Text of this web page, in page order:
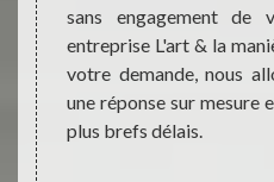
et
à
sans engagement de
entreprise L'art & la
votre demande, nous
une réponse sur mesure
plus brefs délais.